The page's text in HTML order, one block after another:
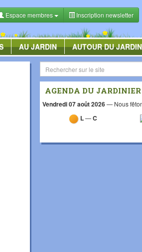
Espace membres Inscription newsletter
AU JARDIN AUTOUR DU JARDIN
AGENDA DU JARDINIER
Vendredi 07 août 2026— Nous
L—C